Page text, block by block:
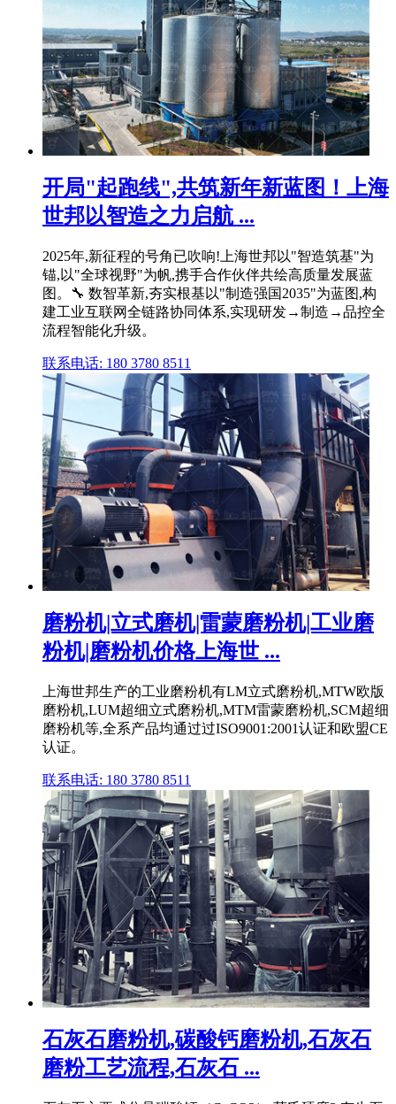
开局"起跑线",共筑新年新蓝图！上海
世邦以智造之力启航 ...
2025年,新征程的号角已吹响!上海世邦以"智造筑基"为
锚,以"全球视野"为帆,携手合作伙伴共绘高质量发展蓝
图。🔧 数智革新,夯实根基以"制造强国2035"为蓝图,构
建工业互联网全链路协同体系,实现研发→制造→品控全
流程智能化升级。
联系电话: 180 3780 8511
磨粉机|立式磨机|雷蒙磨粉机|工业磨
粉机|磨粉机价格上海世 ...
上海世邦生产的工业磨粉机有LM立式磨粉机,MTW欧版
磨粉机,LUM超细立式磨粉机,MTM雷蒙磨粉机,SCM超细
磨粉机等,全系产品均通过过ISO9001:2001认证和欧盟CE
认证。
联系电话: 180 3780 8511
石灰石磨粉机,碳酸钙磨粉机,石灰石
磨粉工艺流程,石灰石 ...